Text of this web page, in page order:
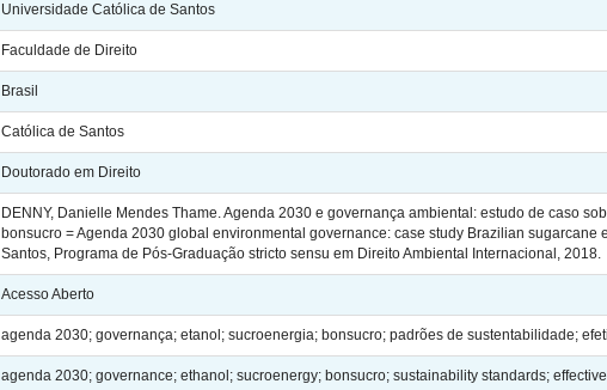
Universidade Católica de Santos
Faculdade de Direito
Brasil
Católica de Santos
Doutorado em Direito
DENNY, Danielle Mendes Thame. Agenda 2030 e governança ambiental: estudo de caso
bonsucro = Agenda 2030 global environmental governance: case study Brazilian
Santos, Programa de Pós-Graduação stricto sensu em Direito Ambiental Internacional, 2018.
Acesso Aberto
agenda 2030; governança; etanol; sucroenergia; bonsucro; padrões de sustentabilidade;
agenda 2030; governance; ethanol; sucroenergy; bonsucro; sustainability standards;